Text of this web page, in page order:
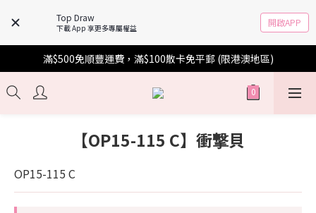
Top Draw
下載 App 享更多專屬權益 開啟APP
滿$500免順豐運費，滿$100散卡免平郵 (限港澳地區)
【OP15-115 C】衝撃貝
OP15-115 C